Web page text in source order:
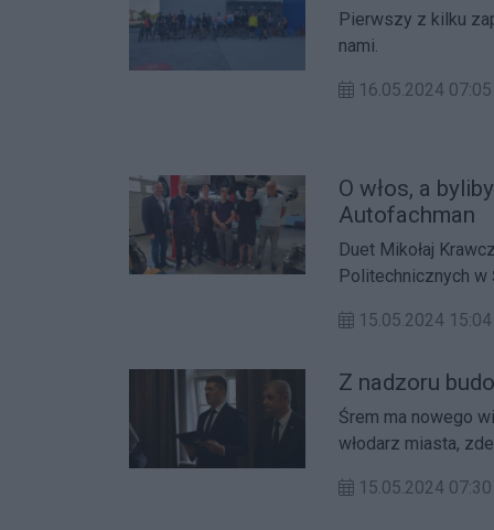
Pierwszy z kilku
nami.
16.05.2024 07:05
O włos, a
Autofachman
Duet Mikołaj
Politechnicznych
15.05.2024 15:04
Z nadzoru
Śrem ma nowego
włodarz miasta,
15.05.2024 07:30